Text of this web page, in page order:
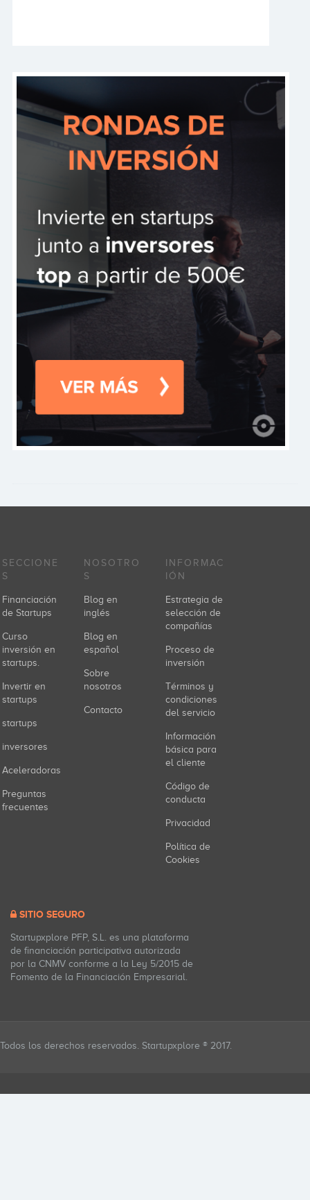
SECCIONE
S
Financiación
de Startups
Curso
inversión en
startups.
Invertir en
startups
startups
inversores
Aceleradoras
Preguntas
frecuentes
NOSOTRO
S
Blog en
inglés
Blog en
español
Sobre
nosotros
Contacto
INFORMAC
IÓN
Estrategia de
selección de
compañías
Proceso de
inversión
Términos y
condiciones
del servicio
Información
básica para
el cliente
Código de
conducta
Privacidad
Política de
Cookies
SITIO SEGURO
Startupxplore PFP, S.L. es una plataforma
de financiación participativa autorizada
por la CNMV conforme a la Ley 5/2015 de
Fomento de la Financiación Empresarial.
Todos los derechos reservados. Startupxplore ® 2017.